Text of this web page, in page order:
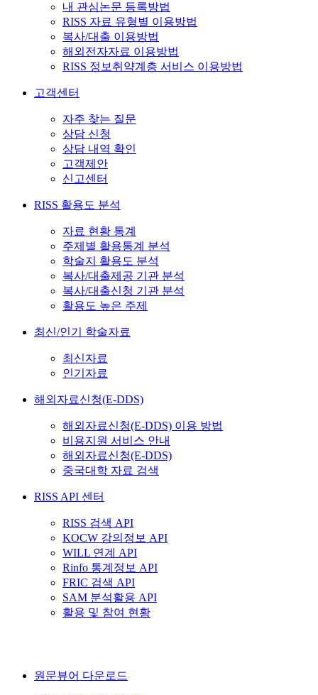
내 관심논문 등록방법
RISS 자료 유형별 이용방법
복사/대출 이용방법
해외전자자료 이용방법
RISS 정보취약계층 서비스 이용방법
고객센터
자주 찾는 질문
상담 신청
상담 내역 확인
고객제안
신고센터
RISS 활용도 분석
자료 현황 통계
주제별 활용통계 분석
학술지 활용도 분석
복사/대출제공 기관 분석
복사/대출신청 기관 분석
활용도 높은 주제
최신/인기 학술자료
최신자료
인기자료
해외자료신청(E-DDS)
해외자료신청(E-DDS) 이용 방법
비용지원 서비스 안내
해외자료신청(E-DDS)
중국대학 자료 검색
RISS API 센터
RISS 검색 API
KOCW 강의정보 API
WILL 연계 API
Rinfo 통계정보 API
FRIC 검색 API
SAM 분석활용 API
활용 및 참여 현황
원문뷰어 다운로드